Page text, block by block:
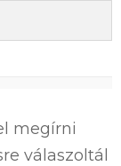
megírni
válaszoltál